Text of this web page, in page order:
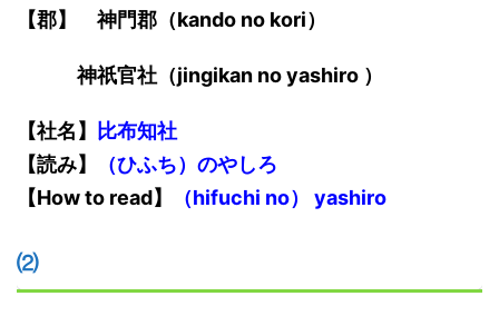
【郡】 神門郡（kando no kori）
神祇官社（jingikan no yashiro ）
【社名】
比布知社
【読み】 （ひふち） のやしろ
【How to read】 （hifuchi no） yashiro
⑵